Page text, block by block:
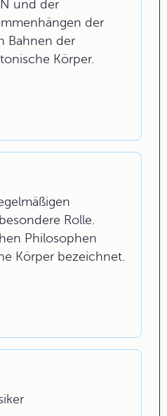
und der
der
Bahnen der
Körper.
Rolle.
Philosophen
Körper bezeichnet.